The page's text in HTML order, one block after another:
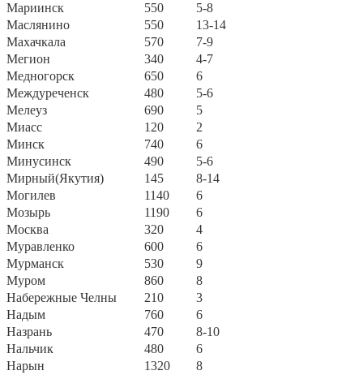
Мариинск
550
5-8
Маслянино
550
13-14
Махачкала
570
7-9
Мегион
340
4-7
Медногорск
650
6
Междуреченск
480
5-6
Мелеуз
690
5
Миасс
120
2
Минск
740
6
Минусинск
490
5-6
Мирный(Якутия)
145
8-14
Могилев
1140
6
Мозырь
1190
6
Москва
320
4
Муравленко
600
6
Мурманск
530
9
Муром
860
8
Набережные Челны
210
3
Надым
760
6
Назрань
470
8-10
Нальчик
480
6
Нарын
1320
8